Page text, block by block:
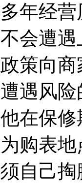
年经
会遭
策向
遇风
在保
购表
自己掏